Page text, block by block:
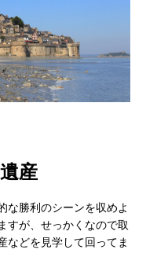
産
な勝利のシーンを収めよ
すが、せっかくなので取
などを見学して回ってま